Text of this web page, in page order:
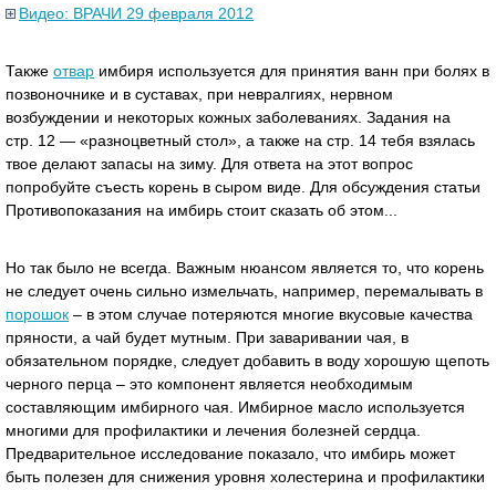
Видео: ВРАЧИ 29 февраля 2012
Также отвар имбиря используется для принятия ванн при болях в
позвоночнике и в суставах, при невралгиях, нервном
возбуждении и некоторых кожных заболеваниях. Задания на
стр. 12 — «разноцветный стол», а также на стр. 14 тебя взялась
твое делают запасы на зиму. Для ответа на этот вопрос
попробуйте съесть корень в сыром виде. Для обсуждения статьи
Противопоказания на имбирь стоит сказать об этом...
Но так было не всегда. Важным нюансом является то, что корень
не следует очень сильно измельчать, например, перемалывать в
порошок – в этом случае потеряются многие вкусовые качества
пряности, а чай будет мутным. При заваривании чая, в
обязательном порядке, следует добавить в воду хорошую щепоть
черного перца – это компонент является необходимым
составляющим имбирного чая. Имбирное масло используется
многими для профилактики и лечения болезней сердца.
Предварительное исследование показало, что имбирь может
быть полезен для снижения уровня холестерина и профилактики